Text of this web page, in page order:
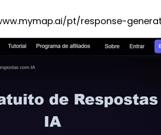
pt/response-